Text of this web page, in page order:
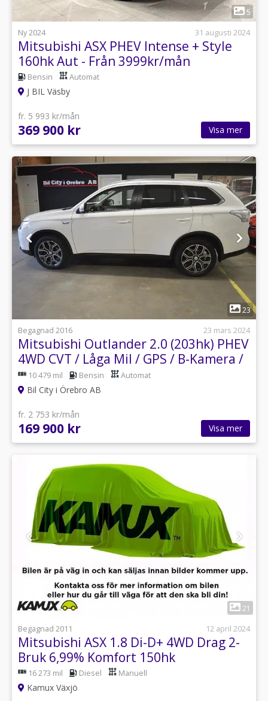
1
5
Ny 2024
31 augusti 2024
Mitsubishi ASX PHEV Intense + Style
160hk Aut - Från 3999kr/mån
Bensin Automat
J BIL Väsby
fr. 5 993 kr/mån
369 900 kr Visa mer
23
Begagnad 2016
23 mars 2024
Mitsubishi Outlander 2.0 (203hk) PHEV
4WD CVT / Låga Mil / GPS / B-Kamera /
Nyservad
10 479 mil Bensin Automat
Bil City i Örebro AB
fr. 2 753 kr/mån
169 900 kr Visa mer
21
Begagnad 2011
12 april 2024
Mitsubishi ASX 1.8 Di-D+ 4WD Drag 2-
Bruk 6,99% Komfort 150hk
16 273 mil Diesel Manuell
Kamux Växjö